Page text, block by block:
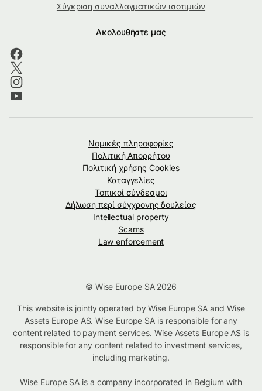
Σύγκριση συναλλαγματικών ισοτιμιών
Ακολουθήστε μας
Νομικές πληροφορίες
Πολιτική Απορρήτου
Πολιτική χρήσης Cookies
Καταγγελίες
Τοπικοί σύνδεσμοι
Δήλωση περί σύγχρονης δουλείας
Intellectual property
Scams
Law enforcement
© Wise Europe SA 2026
This website is jointly operated by Wise Europe SA and Wise
Assets Europe AS. Wise Europe SA is responsible for any
content related to payment services. Wise Assets Europe AS is
responsible for any content related to investment services,
including marketing.
Wise Europe SA is a company incorporated in Belgium with